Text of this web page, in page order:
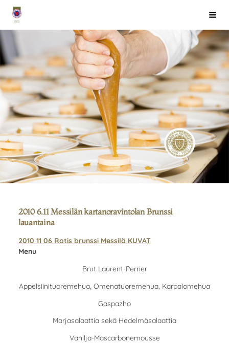
Siirry
sivun
sisältöön
Chaîne des Rôtisseurs Finlande ry
2010 6.11 Messilän kartanoravintolan Brunssi
lauantaina
2010 11 06 Rotis brunssi Messilä KUVAT
Menu
Brut Laurent-Perrier
Appelsiinituoremehua, Omenatuoremehua, Karpalomehua
Gaspazho
Marjasalaattia sekä Hedelmäsalaattia
Vanilja-Mascarbonemousse